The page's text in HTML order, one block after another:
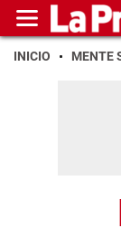
INICIO MENTE